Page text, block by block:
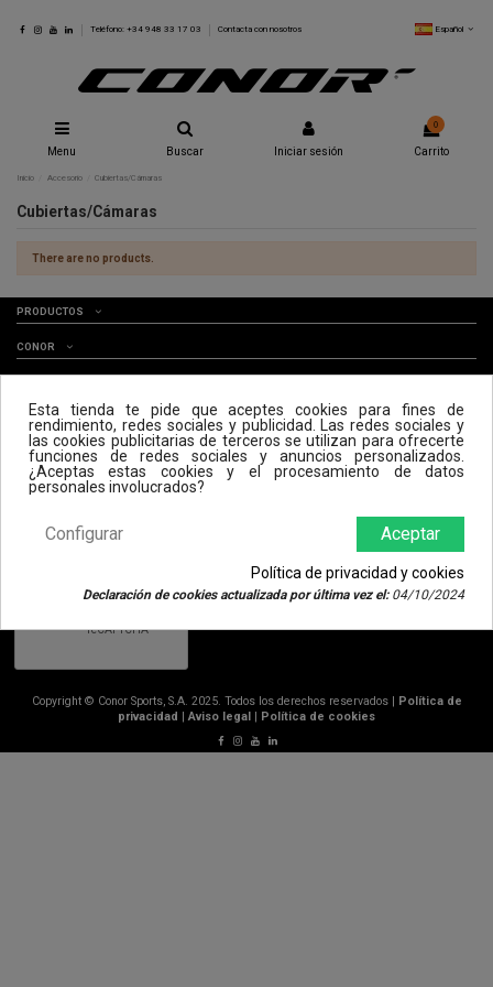
Teléfono: +34 948 33 17 03 Contacta con nosotros Español
Menu Buscar Iniciar sesión
0
Carrito
Inicio Accesorio Cubiertas/Cámaras
Cubiertas/Cámaras
There are no products.
PRODUCTOS
CONOR
ÚNETE A NUESTRA NEWSLETTER
UNIRME
Podrás borrar tu suscripción en cualquier momento. Para ello, dirígete a nosotros usando nuestra sección de contacto,
Copyright © Conor Sports, S.A. 2025. Todos los derechos reservados |
Política de
privacidad
Aviso legal Política de cookies
Esta tienda te pide que aceptes cookies para fines de
rendimiento, redes sociales y publicidad. Las redes sociales y
las cookies publicitarias de terceros se utilizan para ofrecerte
funciones de redes sociales y anuncios personalizados.
¿Aceptas estas cookies y el procesamiento de datos
personales involucrados?
Aceptar
Configurar
Política de privacidad y cookies
Declaración de cookies actualizada por última vez el:04/10/2024